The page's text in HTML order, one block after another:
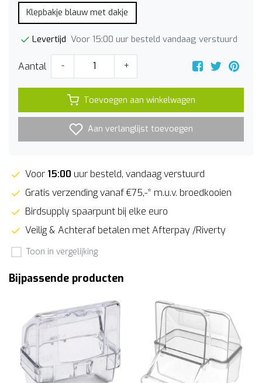
Klepbakje blauw met dakje
Levertijd Voor 15:00 uur besteld vandaag verstuurd
Aantal - +
Toevoegen aan winkelwagen
Aan verlanglijst toevoegen
Voor 15:00 uur besteld, vandaag verstuurd
Gratis verzending vanaf €75,-* m.u.v. broedkooien
Birdsupply spaarpunt bij elke euro
Veilig & Achteraf betalen met Afterpay /Riverty
Toon in vergelijking
Bijpassende producten